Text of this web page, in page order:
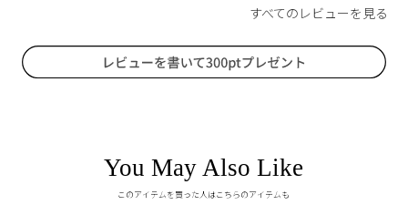
You May Also Like
このアイテムを買った人はこちらのアイテムも